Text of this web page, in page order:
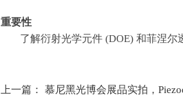
重要性
了解衍射光学元件 (DOE) 和菲涅尔
上一篇： 慕尼黑光博会展品实拍，